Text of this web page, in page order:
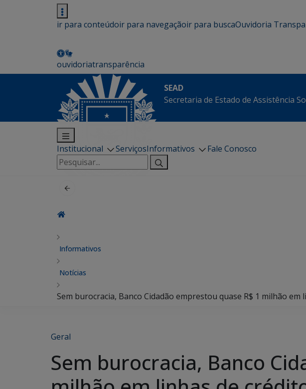
ir para conteúdoir para navegaçãoir para buscaOuvidoria
ouvidoriatransparência
SEAD
Secretaria de Estado de Assistência
Institucional ServiçosInformativos
Fale Conosco
Pesquisar
por:
Informativos
Notícias
Sem burocracia, Banco Cidadão emprestou quase R$ 1 milhão em
Geral
Sem burocracia, Banco